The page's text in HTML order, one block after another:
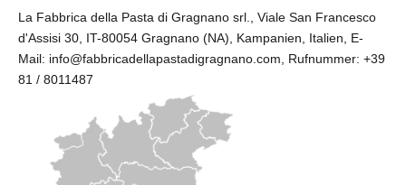
La Fabbrica della Pasta di Gragnano srl.
, Viale San Francesco
d'Assisi 30, IT-80054 Gragnano (NA), Kampanien, Italien, E-
Mail: info@fabbricadellapastadigragnano.com, Rufnummer: +39
81 / 8011487